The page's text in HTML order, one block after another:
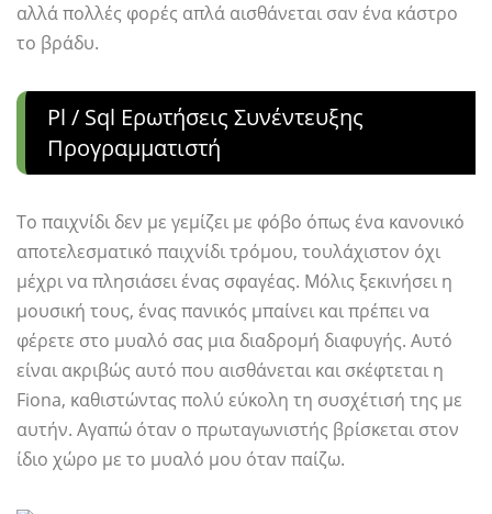
αλλά πολλές φορές απλά αισθάνεται σαν ένα κάστρο
το βράδυ.
Pl / Sql Ερωτήσεις Συνέντευξης
Προγραμματιστή
Το παιχνίδι δεν με γεμίζει με φόβο όπως ένα κανονικό
αποτελεσματικό παιχνίδι τρόμου, τουλάχιστον όχι
μέχρι να πλησιάσει ένας σφαγέας. Μόλις ξεκινήσει η
μουσική τους, ένας πανικός μπαίνει και πρέπει να
φέρετε στο μυαλό σας μια διαδρομή διαφυγής. Αυτό
είναι ακριβώς αυτό που αισθάνεται και σκέφτεται η
Fiona, καθιστώντας πολύ εύκολη τη συσχέτισή της με
αυτήν. Αγαπώ όταν ο πρωταγωνιστής βρίσκεται στον
ίδιο χώρο με το μυαλό μου όταν παίζω.